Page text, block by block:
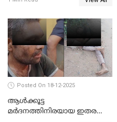
Posted On 18-12-2025
ആൾക്കൂട്ട
മർദനത്തിനിരയായ ഇതര